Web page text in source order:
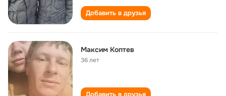
Добавить в друзья
Максим Коптев
36 лет
Добавить в друзья